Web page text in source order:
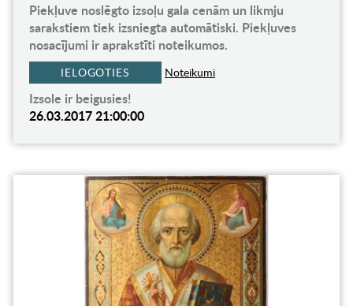
Piekļuve noslēgto izsoļu gala cenām un likmju
sarakstiem tiek izsniegta automātiski. Piekļuves
nosacījumi ir aprakstīti noteikumos.
IELOGOTIES Noteikumi
Izsole ir beigusies!
26.03.2017 21:00:00